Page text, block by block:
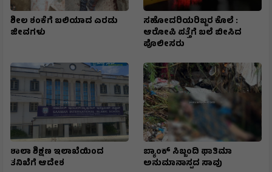
ಶೀಲ ಶಂಕೆಗೆ ಬಲಿಯಾದ ಎರಡು
ಜೀವಗಳು
ಸಹೋದರಿಯರಿಬ್ಬರ ಕೊಲೆ :
ಆರೋಪಿ ಪತ್ತೆಗೆ ಬಲೆ ಬೀಸಿದ
ಪೊಲೀಸರು
ಶಾಲಾ ಶಿಕ್ಷಣ ಇಲಾಖೆಯಿಂದ
ತನಿಖೆಗೆ ಆದೇಶ
ಬ್ಯಾಂಕ್ ಸಿಬ್ಬಂದಿ ಫಾತಿಮಾ
ಅನುಮಾನಾಸ್ಪದ ಸಾವು